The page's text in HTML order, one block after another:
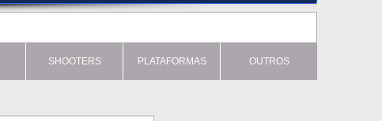
SHOOTERS PLATAFORMAS OUTROS